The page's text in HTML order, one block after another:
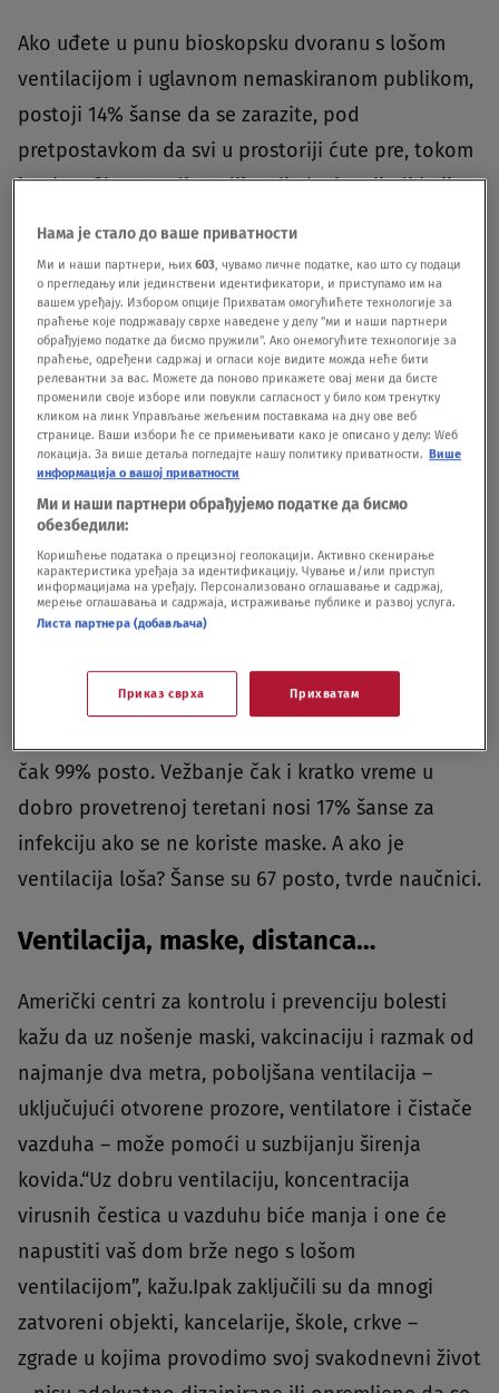
Ako uđete u punu bioskopsku dvoranu s lošom
ventilacijom i uglavnom nemaskiranom publikom,
postoji 14% šanse da se zarazite, pod
pretpostavkom da svi u prostoriji ćute pre, tokom
i nakon filma, tvrdi studija.Ali ako ima ljudi koji
razgovaraju, izgledi za infekciju ako niko ne nosi
masku skaču na 54%. Ako svi nose masku, rizik od
infekcije pada na 5.3% bez razgovora i 24% uz
razgovor, prenosihrvatski N1.
Najveći rizik u teretani
Najveći rizik predstavlja intenzivno vežbanje,
zatim vika i pevanje, zatim normalno pričanje.
Najmanje zabrinjava kategorija “tiho okruženje”,
stoji u studiji. Nije iznenađujuće da je boravak na
otvorenom i s maskom najbolji način za
izbegavanje koronavirusa, pišu
istraživači.Intenzivno vežbanje na slabo
provetrenom mestu punom ljudi bez maski gotovo
čak 99% posto. Vežbanje čak i kratko vreme u
dobro provetrenoj teretani nosi 17% šanse za
infekciju ako se ne koriste maske. A ako je
ventilacija loša? Šanse su 67 posto, tvrde naučnici.
Ventilacija, maske, distanca…
Američki centri za kontrolu i prevenciju bolesti
kažu da uz nošenje maski, vakcinaciju i razmak od
najmanje dva metra, poboljšana ventilacija –
uključujući otvorene prozore, ventilatore i čistače
vazduha – može pomoći u suzbijanju širenja
kovida.“Uz dobru ventilaciju, koncentracija
virusnih čestica u vazduhu biće manja i one će
napustiti vaš dom brže nego s lošom
ventilacijom”, kažu.Ipak zaključili su da mnogi
zatvoreni objekti, kancelarije, škole, crkve –
zgrade u kojima provodimo svoj svakodnevni život
Нама је стало до ваше приватности
Ми и наши партнери, њих603, чувамо личне податке, као што су подаци
о прегледању или јединствени идентификатори, и приступамо им на
вашем уређају. Избором опције Прихватам омогућићете технологије за
праћење које подржавају сврхе наведене у делу "ми и наши партнери
обрађујемо податке да бисмо пружили". Ако онемогућите технологије за
праћење, одређени садржај и огласи које видите можда неће бити
релевантни за вас. Можете да поново прикажете овај мени да бисте
променили своје изборе или повукли сагласност у било ком тренутку
кликом на линк Управљање жељеним поставкама на дну ове веб
странице. Ваши избори ће се примењивати како је описано у делу: Wеб
локација. За више детаља погледајте нашу политику приватности. Више
информација о вашој приватности
Ми и наши партнери обрађујемо податке да бисмо
обезбедили:
Коришћење података о прецизној геолокацији. Активно скенирање
карактеристика уређаја за идентификацију. Чување и/или приступ
информацијама на уређају. Персонализовано оглашавање и садржај,
мерење оглашавања и садржаја, истраживање публике и развој услуга.
Листа партнера (добављача)
Приказ сврха Прихватам